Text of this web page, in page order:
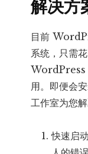
解决方
目前
系统，只需
WordPress
用。即便会
工作室为您
快速启